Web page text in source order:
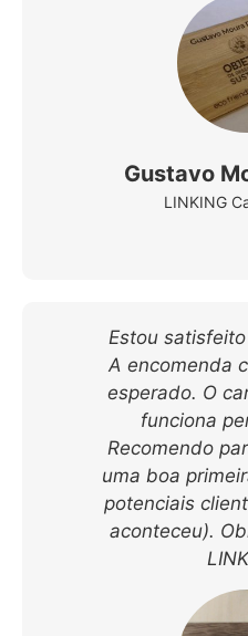
Gustavo
LINKING
Estou
A encomenda
esperado. O
funciona
Recomendo
uma boa
potenciais
aconteceu).